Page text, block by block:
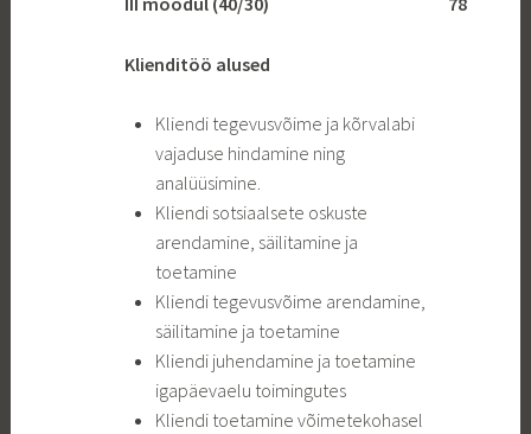
Klienditöö alused
Kliendi tegevusvõime ja kõrvalabi
vajaduse hindamine ning
analüüsimine.
Kliendi sotsiaalsete oskuste
arendamine, säilitamine ja
toetamine
Kliendi tegevusvõime arendamine,
säilitamine ja toetamine
Kliendi juhendamine ja toetamine
igapäevaelu toimingutes
Kliendi toetamine võimetekohasel